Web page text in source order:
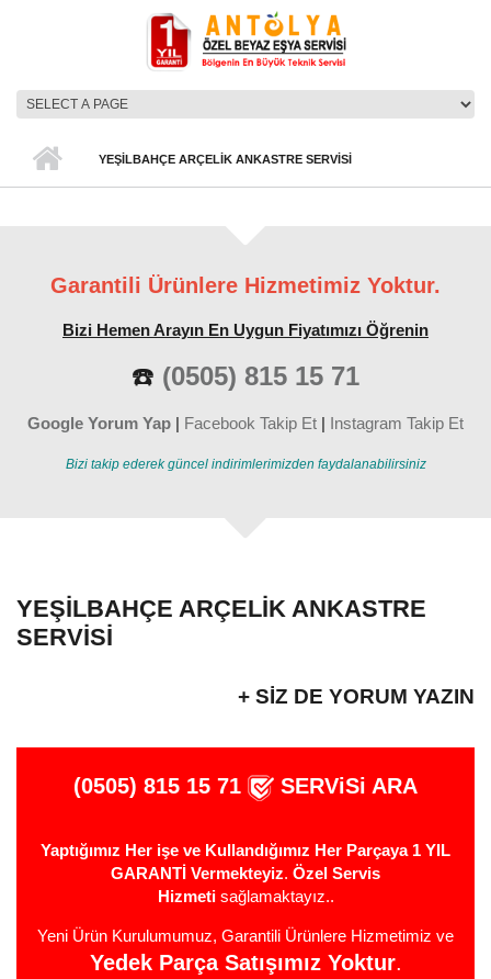
ANA MENÜYEŞILBAHÇE ARÇELIK ANKASTRE SERVISI
Garantili Ürünlere Hizmetimiz Yoktur.
Bizi Hemen Arayın En Uygun Fiyatımızı Öğrenin
☎️ (0505) 815 15 71
Google Yorum Yap | Facebook Takip Et | Instagram Takip Et
Bizi takip ederek güncel indirimlerimizden faydalanabilirsiniz
YEŞILBAHÇE ARÇELIK ANKASTRE
SERVISI
+ SIZ DE YORUM YAZIN
(0505) 815 15 71 SERViSi ARA
Yaptığımız Her işe ve Kullandığımız Her Parçaya 1 YIL
GARANTİ Vermekteyiz. Özel Servis
Hizmetisağlamaktayız..
Yeni Ürün Kurulumumuz, Garantili Ürünlere Hizmetimiz ve
Yedek Parça Satışımız Yoktur.